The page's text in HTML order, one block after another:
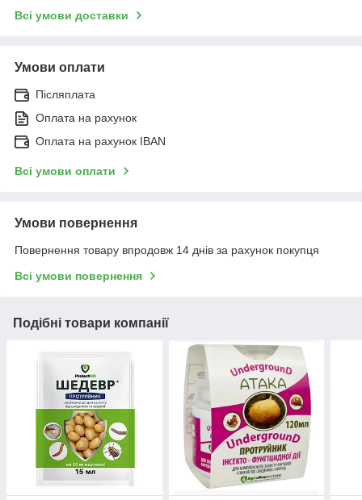
Всі умови доставки
Умови оплати
Післяплата
Оплата на рахунок
Оплата на рахунок IBAN
Всі умови оплати
Умови повернення
Повернення товару впродовж 14 днів за рахунок покупця
Всі умови повернення
Подібні товари компанії